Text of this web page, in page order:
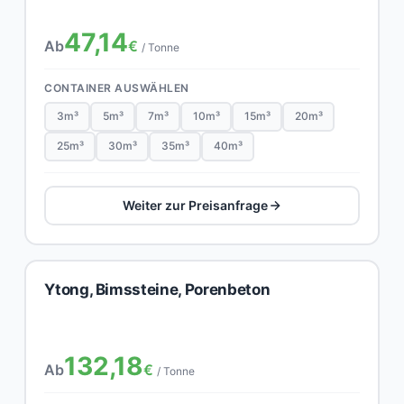
Ab47,14€ / Tonne
CONTAINER AUSWÄHLEN
3m³ 5m³ 7m³ 10m³ 15m³ 20m³
25m³ 30m³ 35m³ 40m³
Weiter zur Preisanfrage
Ytong, Bimssteine, Porenbeton
Ab132,18€ / Tonne